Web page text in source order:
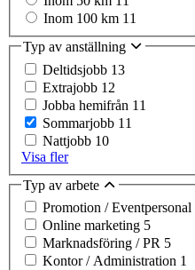
Inom 100 km 11
Typ av anställning
Deltidsjobb 13
Extrajobb 12
Jobba hemifrån 11
Sommarjobb 11
Nattjobb 10
Visa fler
Typ av arbete
Promotion / Eventpersonal
Online marketing 5
Marknadsföring / PR 5
Kontor / Administration 1